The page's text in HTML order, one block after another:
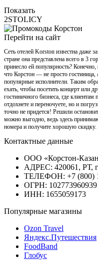
Показать
2STOLICY
Перейти на сайт
Сеть отелей Korston известна даже
стране она представлена всего в 3
принесло ей популярность?
что Корстон — не просто гостиница,
популярные исполнители. Таким
ехать, чтобы посетить концерт или
гостиничного бизнеса, где клиентам
отдохнете и переночуете, но и
точно не придется! Решили
можно выгодно, ведь здесь
номера и получите хорошую скидку.
Контактные данные
ООО «Корстон-
АДРЕС: 420061, РТ,
ТЕЛЕФОН: +7 (800)
ОГРН:
ИНН: 1655059173
Популярные магазины
Ozon Travel
Яндекс.Путешествия
FoodBand
Глобус